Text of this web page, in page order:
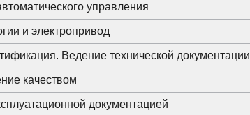
управления
и электропривод
Ведение технической документации
качеством
документацией